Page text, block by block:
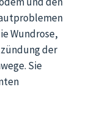
Wundrose,
der
Sie